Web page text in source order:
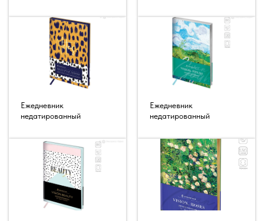
Ежедневник
недатированный
Ежедневник
недатированный